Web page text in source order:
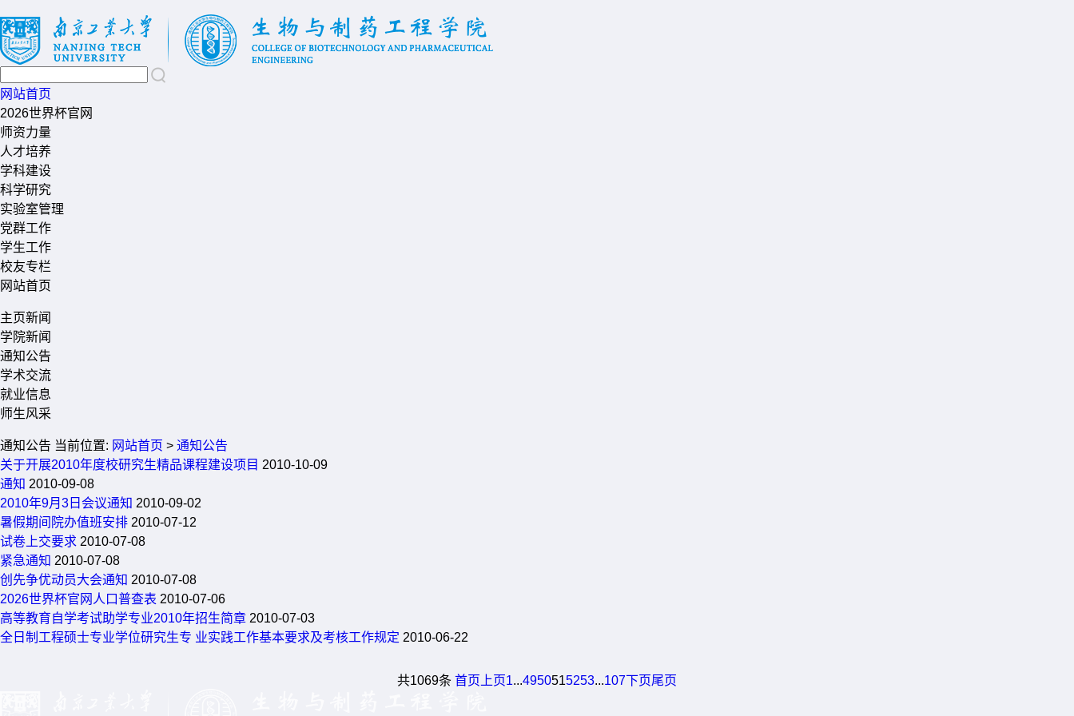
网站首页
2026世界杯官网
师资力量
人才培养
学科建设
科学研究
实验室管理
党群工作
学生工作
校友专栏
网站首页
主页新闻
学院新闻
通知公告
学术交流
就业信息
师生风采
通知公告 当前位置: 网站首页 > 通知公告
关于开展2010年度校研究生精品课程建设项目 2010-10-09
通知 2010-09-08
2010年9月3日会议通知 2010-09-02
暑假期间院办值班安排 2010-07-12
试卷上交要求 2010-07-08
紧急通知 2010-07-08
创先争优动员大会通知 2010-07-08
2026世界杯官网人口普查表 2010-07-06
高等教育自学考试助学专业2010年招生简章 2010-07-03
全日制工程硕士专业学位研究生专 业实践工作基本要求及考核工作规定 2010-06-22
共1069条 首页 上页1...4950515253...107下页尾页